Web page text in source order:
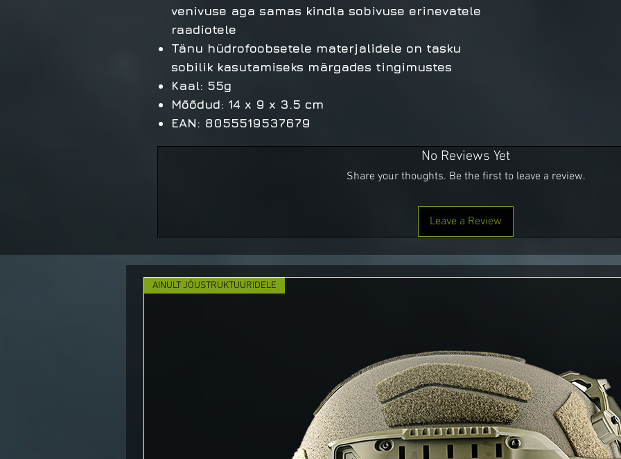
venivuse aga samas kindla sobivuse erinevatele
raadiotele
Tänu hüdrofoobsetele materjalidele on tasku
sobilik kasutamiseks märgades tingimustes
Kaal: 55g
Mõõdud: 14 x 9 x 3.5 cm
EAN: 8055519537679
No Reviews Yet
Share your thoughts. Be the first to leave a review.
Leave a Review
AINULT JÕUSTRUKTUURIDELE